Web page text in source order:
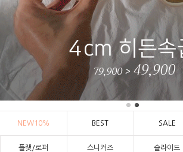
NEW10% BEST SALE
플랫/로퍼 스니커즈 슬라이드